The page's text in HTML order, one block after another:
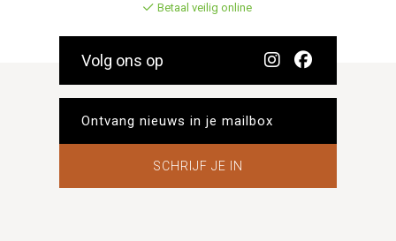
Betaal veilig online
Volg ons op
SCHRIJF JE IN